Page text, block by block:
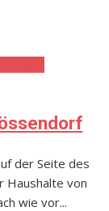
der Seite des
Haushalte von
wie vor...